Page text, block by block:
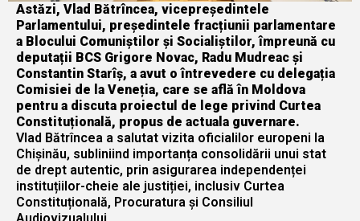
Astăzi, Vlad Bătrîncea, vicepreședintele
Parlamentului, președintele fracțiunii parlamentare
a Blocului Comuniștilor și Socialiștilor, împreună cu
deputații BCS Grigore Novac, Radu Mudreac și
Constantin Starîș, a avut o întrevedere cu delegația
Comisiei de la Veneția, care se află în Moldova
pentru a discuta proiectul de lege privind Curtea
Constituțională, propus de actuala guvernare.
Vlad Bătrîncea a salutat vizita oficialilor europeni la
Chișinău, subliniind importanța consolidării unui stat
de drept autentic, prin asigurarea independenței
instituțiilor-cheie ale justiției, inclusiv Curtea
Constituțională, Procuratura și Consiliul
Audiovizualului.